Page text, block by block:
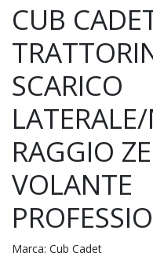
CUB
SCARICO
RAGGIO
VOLANTE
Marca: Cub Cadet